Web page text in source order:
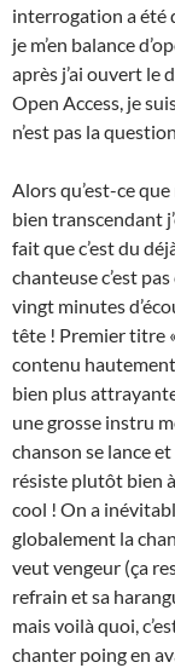
interrogation a été
je m’en balance
après j’ai ouvert le
Open Access, je
n’est pas la
Alors qu’est-ce
bien transcendant
fait que c’est du
chanteuse c’est
vingt minutes
tête ! Premier titre
contenu
bien plus
une grosse instru
chanson se lance
résiste plutôt bien
cool ! On a
globalement la
veut vengeur (ça
refrain et sa
mais voilà quoi,
chanter poing en